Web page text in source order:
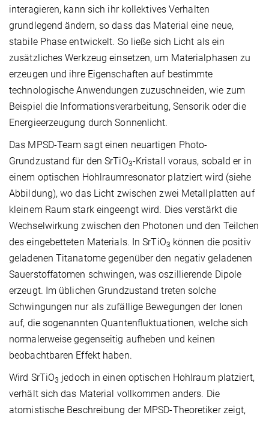
interagieren, kann sich ihr kollektives Verhalten
grundlegend ändern, so dass das Material eine neue,
stabile Phase entwickelt. So ließe sich Licht als ein
zusätzliches Werkzeug einsetzen, um Materialphasen zu
erzeugen und ihre Eigenschaften auf bestimmte
technologische Anwendungen zuzuschneiden, wie zum
Beispiel die Informationsverarbeitung, Sensorik oder die
Energieerzeugung durch Sonnenlicht.
Das MPSD-Team sagt einen neuartigen Photo-
Grundzustand für den SrTiO3-Kristall voraus, sobald er in
einem optischen Hohlraumresonator platziert wird (siehe
Abbildung), wo das Licht zwischen zwei Metallplatten auf
kleinem Raum stark eingeengt wird. Dies verstärkt die
Wechselwirkung zwischen den Photonen und den Teilchen
des eingebetteten Materials. In SrTiO3 können die positiv
geladenen Titanatome gegenüber den negativ geladenen
Sauerstoffatomen schwingen, was oszillierende Dipole
erzeugt. Im üblichen Grundzustand treten solche
Schwingungen nur als zufällige Bewegungen der Ionen
auf, die sogenannten Quantenfluktuationen, welche sich
normalerweise gegenseitig aufheben und keinen
beobachtbaren Effekt haben.
Wird SrTiO3 jedoch in einen optischen Hohlraum platziert,
verhält sich das Material vollkommen anders. Die
atomistische Beschreibung der MPSD-Theoretiker zeigt,